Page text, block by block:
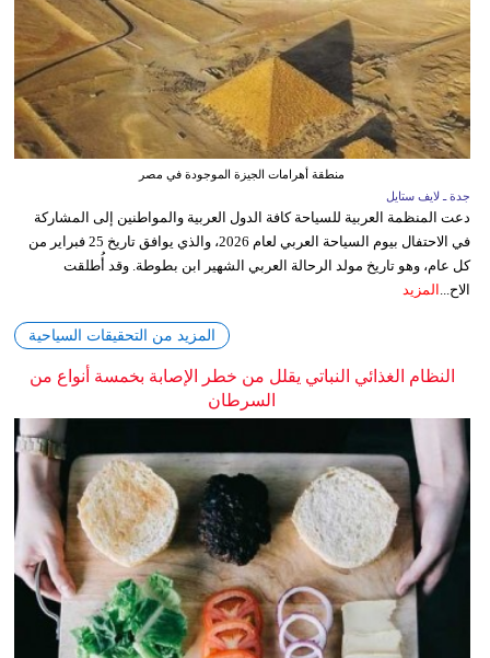
منطقة أهرامات الجيزة الموجودة في مصر
جدة ـ لايف ستايل
دعت المنظمة العربية للسياحة كافة الدول العربية والمواطنين إلى المشاركة
في الاحتفال بيوم السياحة العربي لعام 2026، والذي يوافق تاريخ 25 فبراير من
كل عام، وهو تاريخ مولد الرحالة العربي الشهير ابن بطوطة. وقد أُطلقت
الاح... المزيد
المزيد من التحقيقات السياحية
النظام الغذائي النباتي يقلل من خطر الإصابة بخمسة أنواع من
السرطان